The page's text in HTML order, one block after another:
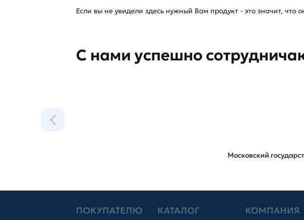
Если вы не увидели здесь нужный Вам продукт - это значит, что
С нами успешно
Московский
ПОКУПАТЕЛЮ КАТАЛОГ КОМПАНИЯ